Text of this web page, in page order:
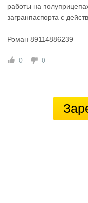
работы на
загранпаспорта с
Роман 89114886239
0 0